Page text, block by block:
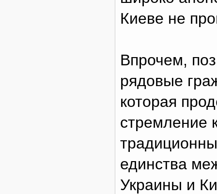
Киеве не
Впрочем,
рядовые
которая
стремление
единства
Украины и